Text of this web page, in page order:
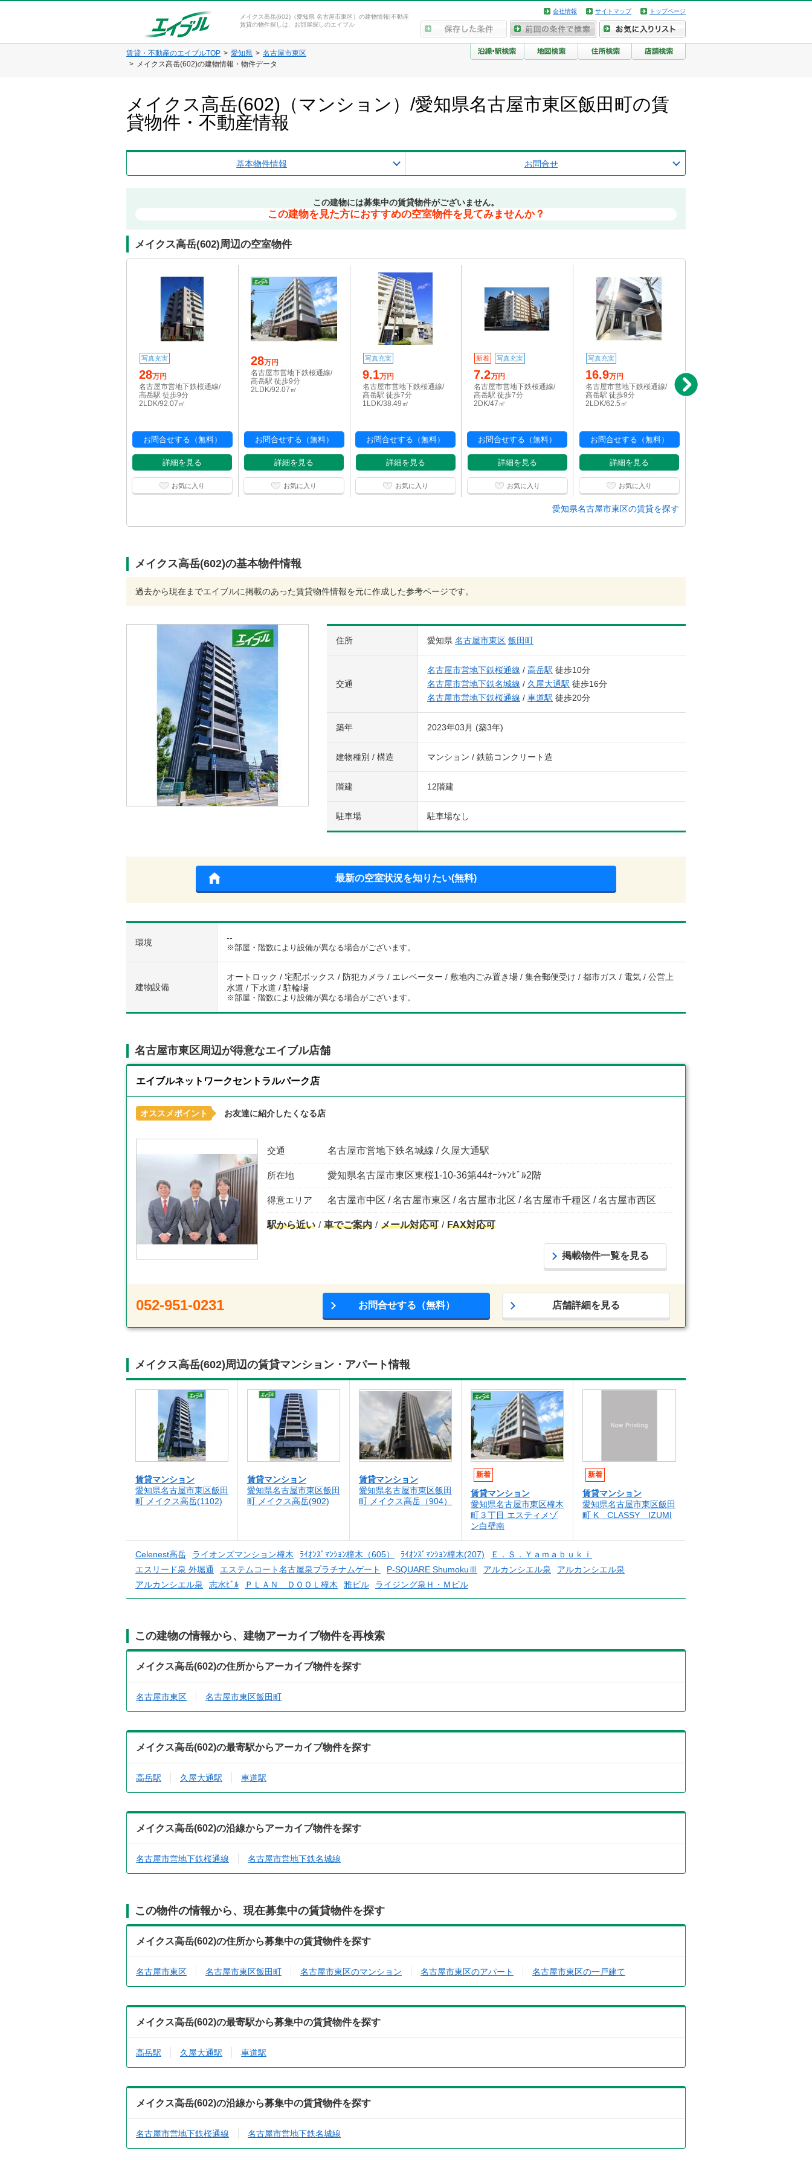
メイクス高岳(602)（愛知県 名古屋市東区）の建物情報|不動産
賃貸の物件探しは、お部屋探しのエイブル
会社情報 サイトマップ トップページ
賃貸・不動産のエイブルTOP 愛知県
名古屋市東区
メイクス高岳(602)の建物情報・物件データ
メイクス高岳(602)（マンション）/愛知県名古屋市東区飯田町の賃
貸物件・不動産情報
基本物件情報 お問合せ
この建物には募集中の賃貸物件がございません。
この建物を見た方におすすめの空室物件を見てみませんか？
メイクス高岳(602)周辺の空室物件
写真充実
28万円
名古屋市営地下鉄桜通線/
高岳駅 徒歩9分
2LDK/92.07㎡
お問合せする（無料）
詳細を見る
お気に入り
28万円
名古屋市営地下鉄桜通線/
高岳駅 徒歩9分
2LDK/92.07㎡
お問合せする（無料）
詳細を見る
お気に入り
写真充実
9.1万円
名古屋市営地下鉄桜通線/
高岳駅 徒歩7分
1LDK/38.49㎡
お問合せする（無料）
詳細を見る
お気に入り
新着 写真充実
7.2万円
名古屋市営地下鉄桜通線/
高岳駅 徒歩7分
2DK/47㎡
お問合せする（無料）
詳細を見る
お気に入り
写真充実
16.9万円
名古屋市営地下鉄桜通線/
高岳駅 徒歩9分
2LDK/62.5㎡
お問合せする（無料）
詳細を見る
お気に入り
名古屋市営地下鉄桜通線/
愛知県名古屋市東区の賃貸を探す
メイクス高岳(602)の基本物件情報
過去から現在までエイブルに掲載のあった賃貸物件情報を元に作成した参考ページです。
住所 愛知県 名古屋市東区 飯田町
交通
名古屋市営地下鉄桜通線 / 高岳駅 徒歩10分
名古屋市営地下鉄名城線 / 久屋大通駅 徒歩16分
名古屋市営地下鉄桜通線 / 車道駅 徒歩20分
築年 2023年03月 (築3年)
建物種別 / 構造 マンション / 鉄筋コンクリート造
階建 12階建
駐車場 駐車場なし
最新の空室状況を知りたい(無料)
環境 --
※部屋・階数により設備が異なる場合がございます。
建物設備
オートロック / 宅配ボックス / 防犯カメラ / エレベーター / 敷地内ごみ置き場 / 集合郵便受け / 都市ガス / 電気 / 公営上
水道 / 下水道 / 駐輪場
※部屋・階数により設備が異なる場合がございます。
名古屋市東区周辺が得意なエイブル店舗
エイブルネットワークセントラルパーク店
オススメポイント お友達に紹介したくなる店
交通 名古屋市営地下鉄名城線 / 久屋大通駅
所在地 愛知県名古屋市東区東桜1-10-36第44ｵｰｼｬﾝﾋﾞﾙ2階
得意エリア 名古屋市中区 / 名古屋市東区 / 名古屋市北区 / 名古屋市千種区 / 名古屋市西区
駅から近い 車でご案内 メール対応可 FAX対応可
掲載物件一覧を見る
052-951-0231 お問合せする（無料） 店舗詳細を見る
メイクス高岳(602)周辺の賃貸マンション・アパート情報
賃貸マンション
愛知県名古屋市東区飯田
町 メイクス高岳(1102)
賃貸マンション
愛知県名古屋市東区飯田
町 メイクス高岳(902)
賃貸マンション
愛知県名古屋市東区飯田
町 メイクス高岳（904）
新着
賃貸マンション
愛知県名古屋市東区橦木
町３丁目 エスティメゾ
ン白壁南
新着
賃貸マンション
愛知県名古屋市東区飯田
町 K CLASSY IZUMI
Celenest高岳 ライオンズマンション橦木 ﾗｲｵﾝｽﾞﾏﾝｼｮﾝ橦木（605） ﾗｲｵﾝｽﾞﾏﾝｼｮﾝ橦木(207)
Ｅ．Ｓ．Ｙａｍａｂｕｋｉ
エスリード泉 外堀通
エステムコート名古屋泉プラチナムゲート P-SQUARE ShumokuⅢ アルカンシエル泉
アルカンシエル泉
アルカンシエル泉
志水ﾋﾞﾙ ＰＬＡＮ ＤＯＯＬ橦木 雅ビル ライジング泉Ｈ・Ｍビル
この建物の情報から、建物アーカイブ物件を再検索
メイクス高岳(602)の住所からアーカイブ物件を探す
名古屋市東区 名古屋市東区飯田町
メイクス高岳(602)の最寄駅からアーカイブ物件を探す
高岳駅 久屋大通駅 車道駅
メイクス高岳(602)の沿線からアーカイブ物件を探す
名古屋市営地下鉄桜通線 名古屋市営地下鉄名城線
この物件の情報から、現在募集中の賃貸物件を探す
メイクス高岳(602)の住所から募集中の賃貸物件を探す
名古屋市東区 名古屋市東区飯田町 名古屋市東区のマンション 名古屋市東区のアパート 名古屋市東区の一戸建て
メイクス高岳(602)の最寄駅から募集中の賃貸物件を探す
高岳駅 久屋大通駅 車道駅
メイクス高岳(602)の沿線から募集中の賃貸物件を探す
名古屋市営地下鉄桜通線 名古屋市営地下鉄名城線